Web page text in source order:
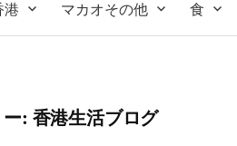
港 マカオその他 食
: 香港生活ブログ